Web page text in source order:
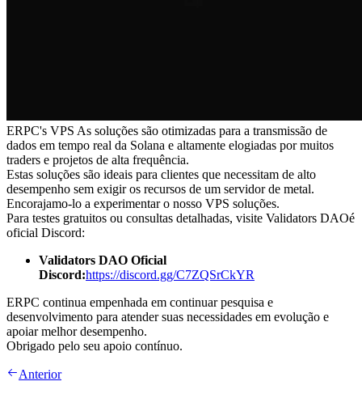
ERPC's VPS As soluções são otimizadas para a transmissão de
dados em tempo real da Solana e altamente elogiadas por muitos
traders e projetos de alta frequência.
Estas soluções são ideais para clientes que necessitam de alto
desempenho sem exigir os recursos de um servidor de metal.
Encorajamo-lo a experimentar o nosso VPS soluções.
Para testes gratuitos ou consultas detalhadas, visite Validators DAOé
oficial Discord:
Validators DAO Oficial
Discord:https://discord.gg/C7ZQSrCkYR
ERPC continua empenhada em continuar pesquisa e
desenvolvimento para atender suas necessidades em evolução e
apoiar melhor desempenho.
Obrigado pelo seu apoio contínuo.
Anterior